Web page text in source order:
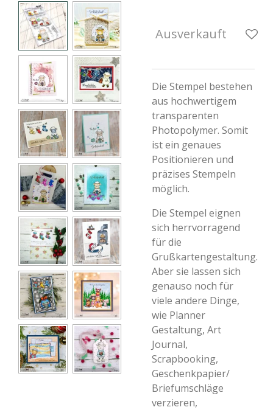
Ausverkauft
Die Stempel bestehen
aus hochwertigem
transparenten
Photopolymer. Somit
ist ein genaues
Positionieren und
präzises Stempeln
möglich.
Die Stempel eignen
sich herrvorragend
für die
Grußkartengestaltung.
Aber sie lassen sich
genauso noch für
viele andere Dinge,
wie Planner
Gestaltung, Art
Journal,
Scrapbooking,
Geschenkpapier/
Briefumschläge
verzieren,